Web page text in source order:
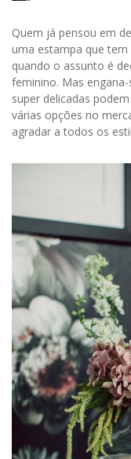
Quem já pensou em
uma estampa que tem
quando o assunto é
feminino. Mas
super delicadas
várias opções no
agradar a todos os